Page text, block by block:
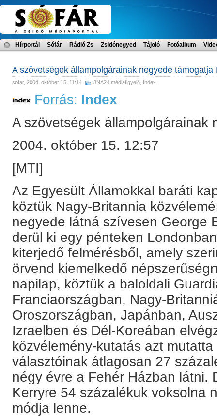
Hírportál Sófár Rádió Zs Zsidónegyed Tájoló Fotóalbum
A szövetségek állampolgárainak negyede támogatja
sofar, 2004. október 15. 11:14 JNA24 médiafigyelő Index
Forrás: Index
A szövetségek állampolgárainak
2004. október 15. 12:57
[MTI]
Az Egyesült Államokkal baráti
köztük Nagy-Britannia
negyede látná szívesen George
derül ki egy pénteken
kiterjedő felmérésből, amely
örvend kiemelkedő
napilap, köztük a baloldali
Franciaországban, Nagy-
Oroszországban, Japánban,
Izraelben és Dél-Koreában
közvélemény-kutatás azt
választóinak átlagosan 27
négy évre a Fehér Házban látni.
Kerryre 54 százalékuk voksolna
módja lenne.